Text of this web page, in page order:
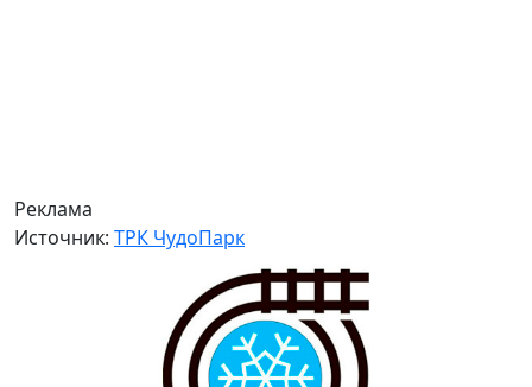
Реклама
Источник: ТРК ЧудоПарк